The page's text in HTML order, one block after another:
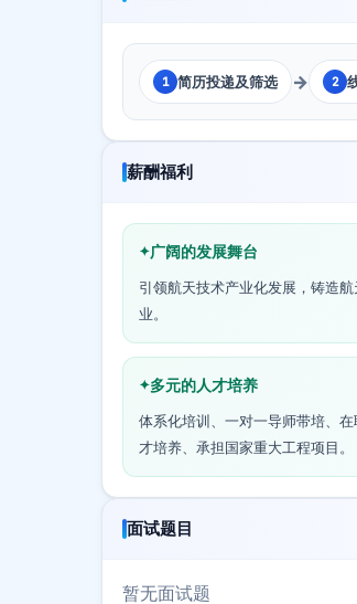
1 简历投递及筛选 → 2
薪酬福利
广阔的发展舞台
引领航天技术产业化发展，铸造
业。
多元的人才培养
体系化培训、一对一导师带培、
才培养、承担国家重大工程项目。
面试题目
暂无面试题